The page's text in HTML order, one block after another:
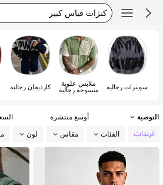
هدايا للرجال
dazy men
سويترات رجالية
ملابس علوية
منسوجة رجالية
كارديجان رجالية
التوصية أوسع منتشرة
الفئات مقاس لون